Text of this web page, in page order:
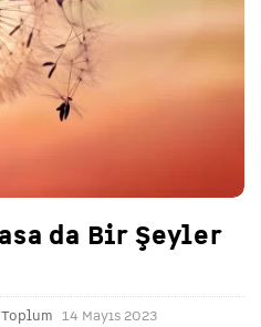
da Bir Şeyler
Toplum 14 Mayıs 2023